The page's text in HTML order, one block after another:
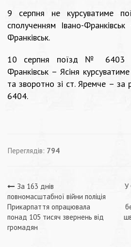
9 серпня не курсуватиме
сполученням Івано-
Франківськ.
10 серпня поїзд № 6403
Франківськ – Ясіня
та зворотно зі ст. Яремче –
6404.
Переглядів: 794
Навігація
записів
За 163 днів
повномасштабної війни поліція
Прикарпаття опрацювала
понад 105 тисяч звернень від
громадян
У